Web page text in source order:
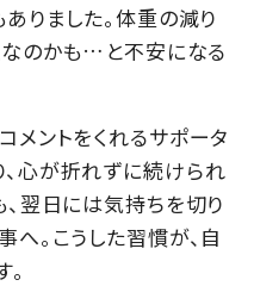
りました。体重の減り
なのかも…と不安になる
メントをくれるサポータ
心が折れずに続けられ
翌日には気持ちを切り
。こうした習慣が、自